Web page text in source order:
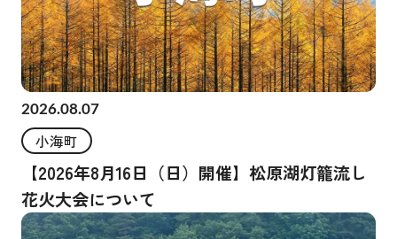
2026.08.07
小海町
【2026年8月16日（日）開催】松原湖灯籠流し
花火大会について